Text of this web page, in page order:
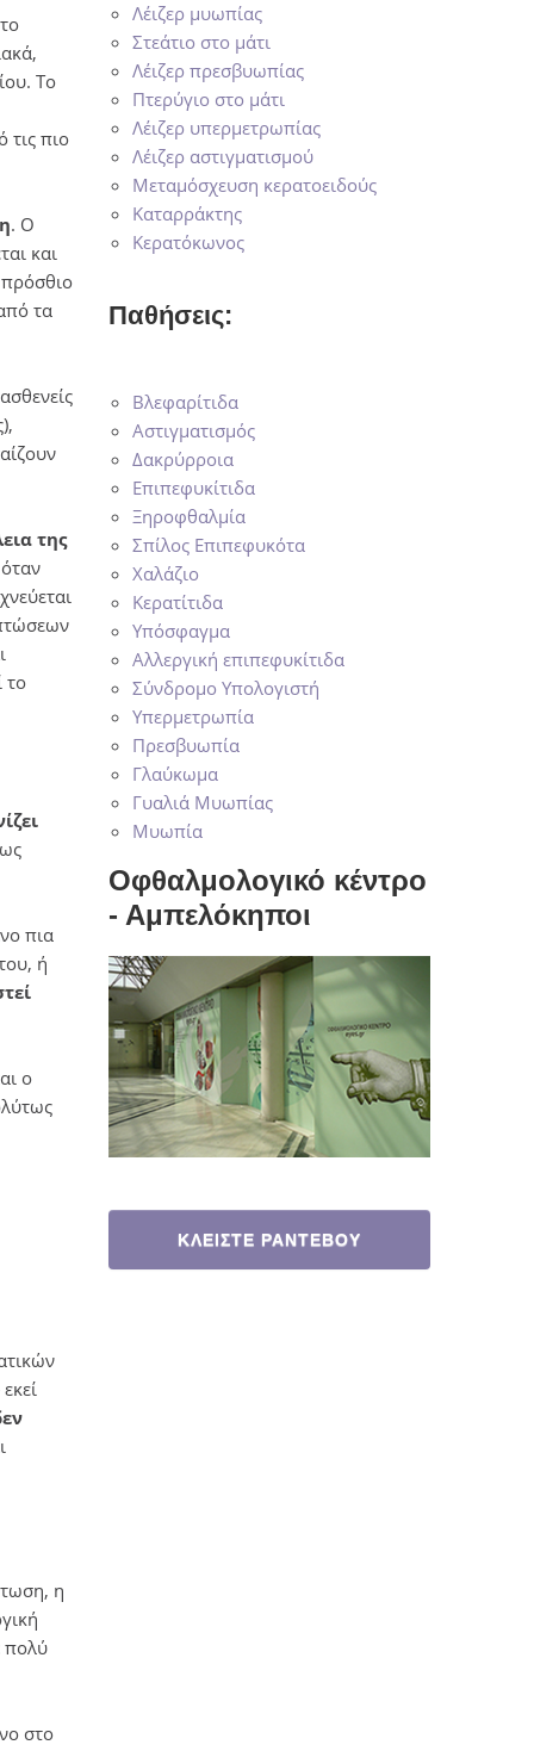
Το
τις πιο
. Ο
και
τα
της
το
πια
ή
ο
η
πολύ
στο
Λέιζερ μυωπίας
Στεάτιο στο μάτι
Λέιζερ πρεσβυωπίας
Πτερύγιο στο μάτι
Λέιζερ υπερμετρωπίας
Λέιζερ αστιγματισμού
Μεταμόσχευση κερατοειδούς
Καταρράκτης
Κερατόκωνος
Παθήσεις:
Βλεφαρίτιδα
Αστιγματισμός
Δακρύρροια
Επιπεφυκίτιδα
Ξηροφθαλμία
Σπίλος Επιπεφυκότα
Χαλάζιο
Κερατίτιδα
Υπόσφαγμα
Αλλεργική επιπεφυκίτιδα
Σύνδρομο Υπολογιστή
Υπερμετρωπία
Πρεσβυωπία
Γλαύκωμα
Γυαλιά Μυωπίας
Μυωπία
Οφθαλμολογικό κέντρο
- Αμπελόκηποι
ΚΛΕΙΣΤΕ ΡΑΝΤΕΒΟΥ